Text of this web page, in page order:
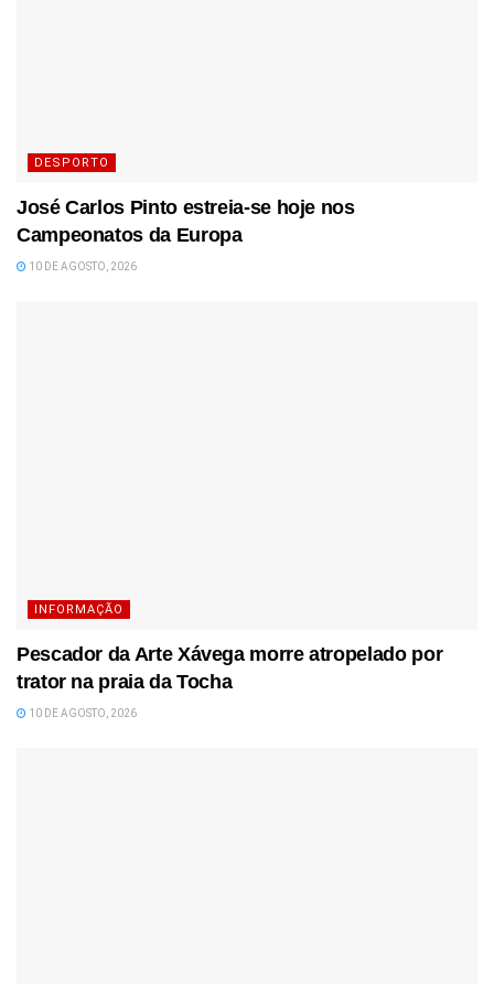
DESPORTO
José Carlos Pinto estreia-se hoje nos
Campeonatos da Europa
10 DE AGOSTO, 2026
INFORMAÇÃO
Pescador da Arte Xávega morre atropelado por
trator na praia da Tocha
10 DE AGOSTO, 2026